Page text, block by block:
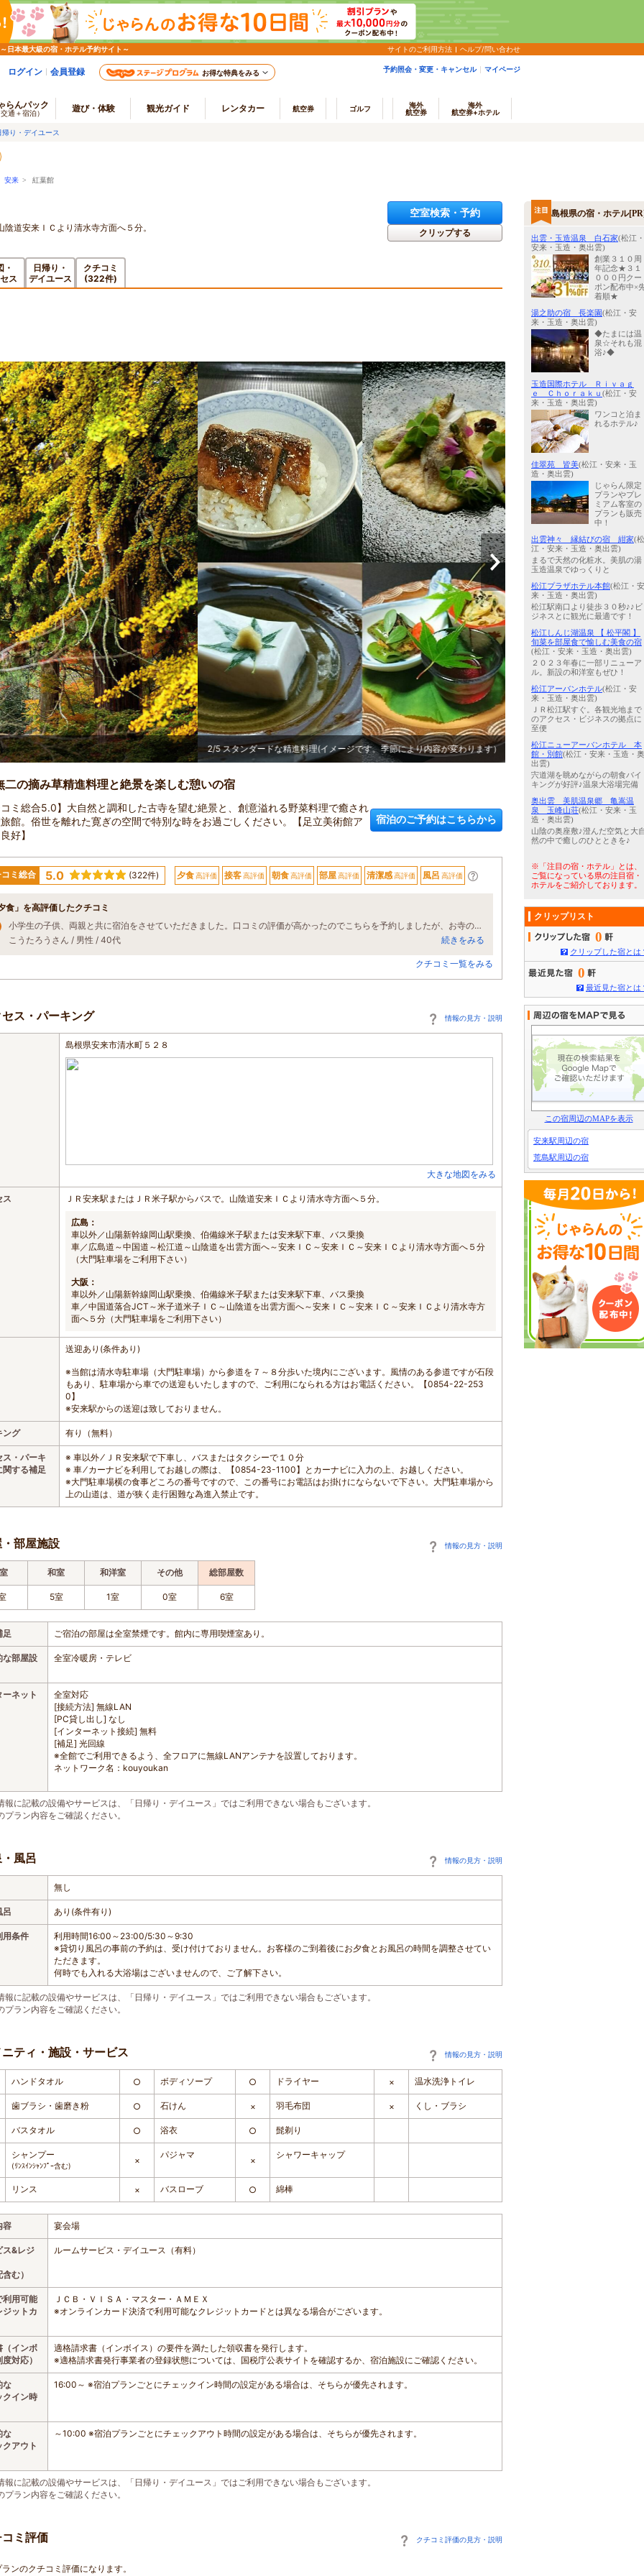
日本最大級の宿・ホテル予約サイト～ サイトのご利用方法 ヘルプ/問い合わせ
ログイン 会員登録 お得な特典をみる 予約照会・変更・キャンセル マイページ
らんパック
交通＋宿泊） 遊び・体験 観光ガイド レンタカー 航空券 ゴルフ
海外
航空券
海外
航空券+ホテル
帰り・デイユース
安来 > 紅葉館
道安来ＩＣより清水寺方面へ５分。
空室検索・予約
クリップする
・
ス
日帰り・
デイユース
クチコミ
(322件)
タンダードな精進料理(イメージです。季節により内容が変わります） 光明石温泉（人工温泉）の
二の摘み草精進料理と絶景を楽しむ憩いの宿
コミ総合5.0】大自然と調和した古寺を望む絶景と、創意溢れる野菜料理で癒され
館。俗世を離れた寛ぎの空間で特別な時をお過ごしください。【足立美術館ア
好】
宿泊のご予約はこちらから
コミ総合 5.0 (322件) 夕食高評価 接客高評価 朝食高評価 部屋高評価 清潔感高評価 風呂 高評価
夕食」を高評価したクチコミ
小学生の子供、両親と共に宿泊をさせていただきました。口コミの評価が高かったのでこちらを予約しましたが、お寺の中の旅館で、精進料理はどちらも初めてでドキドキしましたが、宿の方はどなたも親切で心のこもったおもてなしでした。また口コミで評価の高い夕食については、とても丁寧に料理されていることがよくわかり、とても美味しく、両親も喜んでくれて口コミ評価の通り、とても満足できる内容でした。子供も途中食べにくいものはあったようですが、食育になったと思いますし、最後の香茸ごはんは三杯もおかわりをしてとても喜んでいました。部屋の窓から普通の旅館では見られない境内の光景が広がっており、トータルとても満足できるお宿でした。
こうたろうさん / 男性 / 40代
続きをみる
クチコミ一覧をみる
セス・パーキング 情報の見方・説明
島根県安来市清水町５２８
大きな地図をみる
ス ＪＲ安来駅またはＪＲ米子駅からバスで。山陰道安来ＩＣより清水寺方面へ５分。
広島：
車以外／山陽新幹線岡山駅乗換、伯備線米子駅または安来駅下車、バス乗換
車／広島道～中国道～松江道～山陰道を出雲方面へ～安来ＩＣ～安来ＩＣ～安来ＩＣより清水寺方面へ５分
（大門駐車場をご利用下さい）
大阪：
車以外／山陽新幹線岡山駅乗換、伯備線米子駅または安来駅下車、バス乗換
車／中国道落合JCT～米子道米子ＩＣ～山陰道を出雲方面へ～安来ＩＣ～安来ＩＣ～安来ＩＣより清水寺方
面へ５分（大門駐車場をご利用下さい）
送迎あり(条件あり)
※当館は清水寺駐車場（大門駐車場）から参道を７～８分歩いた境内にございます。風情のある参道ですが石段
もあり、駐車場から車での送迎もいたしますので、ご利用になられる方はお電話ください。【0854-22-253
0】
※安来駅からの送迎は致しておりません。
ング 有り（無料）
ス・パーキ
関する補足
※ 車以外 ⁄ ＪＲ安来駅で下車し、バスまたはタクシーで１０分
※ 車 ⁄ カーナビを利用してお越しの際は、【0854-23-1100】とカーナビに入力の上、お越しください。
※大門駐車場横の食事どころの番号ですので、この番号にお電話はお掛けにならないで下さい。大門駐車場から
上の山道は、道が狭く走行困難な為進入禁止です。
部屋施設 情報の見方・説明
和室 和洋室 その他 総部屋数
5室 1室 0室 6室
足 ご宿泊の部屋は全室禁煙です。館内に専用喫煙室あり。
な部屋設
全室冷暖房・テレビ
ーネット
全室対応
[接続方法] 無線LAN
[PC貸し出し] なし
[インターネット接続] 無料
[補足] 光回線
※全館でご利用できるよう、全フロアに無線LANアンテナを設置しております。
ネットワーク名：kouyoukan
報に記載の設備やサービスは、「日帰り・デイユース」ではご利用できない場合もございます。
プラン内容をご確認ください。
風呂 情報の見方・説明
無し
呂 あり(条件有り)
用条件
利用時間16:00～23:00/5:30～9:30
※貸切り風呂の事前の予約は、受け付けておりません。お客様のご到着後にお夕食とお風呂の時間を調整させてい
ただきます。
何時でも入れる大浴場はございませんので、ご了解下さい。
報に記載の設備やサービスは、「日帰り・デイユース」ではご利用できない場合もございます。
プラン内容をご確認ください。
ティ・施設・サービス 情報の見方・説明
ハンドタオル ○ ボディソープ ○ ドライヤー × 温水洗浄トイレ
歯ブラシ・歯磨き粉 ○ 石けん × 羽毛布団 × くし・ブラシ
バスタオル ○ 浴衣 ○ 髭剃り
シャンプー
(ﾘﾝｽｲﾝｼｬﾝﾌﾟｰ含む) ×
パジャマ
×
シャワーキャップ
リンス × バスローブ ○ 綿棒
容 宴会場
ス&レジ
含む）
ルームサービス・デイユース（有料）
利用可能
ジットカ
ＪＣＢ・ＶＩＳＡ・マスター・ＡＭＥＸ
※オンラインカード決済で利用可能なクレジットカードとは異なる場合がございます。
（インボ
対応）
適格請求書（インボイス）の要件を満たした領収書を発行します。
※適格請求書発行事業者の登録状態については、国税庁公表サイトを確認するか、宿泊施設にご確認ください。
な
クイン時
16:00～ ※宿泊プランごとにチェックイン時間の設定がある場合は、そちらが優先されます。
な
クアウト
～10:00 ※宿泊プランごとにチェックアウト時間の設定がある場合は、そちらが優先されます。
報に記載の設備やサービスは、「日帰り・デイユース」ではご利用できない場合もございます。
プラン内容をご確認ください。
ミ評価 クチコミ評価の見方・説明
ンのクチコミ評価になります。
島根県の宿・ホテル
出雲・玉造温泉 白石家(松江・
安来・玉造・奥出雲)
創業３１０周
年記念★３１
０００円クー
ポン配布中×
着順★
湯之助の宿 長楽園(松江・安
来・玉造・奥出雲)
◆たまには温
泉☆それも混
浴♪◆
玉造国際ホテル Ｒｉｖａｇ
ｅ Ｃｈｏｒａｋｕ (松江・安
来・玉造・奥出雲)
ワンコと泊ま
れるホテル♪
佳翠苑 皆美(松江・安来・玉
造・奥出雲)
じゃらん限定
プランやプレ
ミアム客室の
プランも販売
中！
出雲神々 縁結びの宿 紺家(松
江・安来・玉造・奥出雲)
まるで天然の化粧水。美肌の湯
玉造温泉でゆっくりと
松江プラザホテル本館(松江・安
来・玉造・奥出雲)
松江駅南口より徒歩３０秒♪♪ビ
ジネスとに観光に最適です！
松江しんじ湖温泉 【 松平閣 】
旬菜を部屋食で愉しむ美食の宿
(松江・安来・玉造・奥出雲)
２０２３年春に一部リニューア
ル。新設の和洋室もぜひ！
松江アーバンホテル(松江・安
来・玉造・奥出雲)
ＪＲ松江駅すぐ。各観光地まで
のアクセス・ビジネスの拠点に
至便
松江ニューアーバンホテル 本
館・別館(松江・安来・玉造・奥
出雲)
宍道湖を眺めながらの朝食バイ
キングが好評♪温泉大浴場完備
奥出雲 美肌温泉郷 亀嵩温
泉 玉峰山荘(松江・安来・玉
造・奥出雲)
山陰の奥座敷♪澄んだ空気と大
然の中で癒しのひとときを♪
※「注目の宿・ホテル」とは、
ご覧になっている県の注目宿・
ホテルをご紹介しております。
クリップリスト
0
クリップした宿とは
0
最近見た宿とは
この宿周辺のMAPを表示
安来駅周辺の宿
荒島駅周辺の宿